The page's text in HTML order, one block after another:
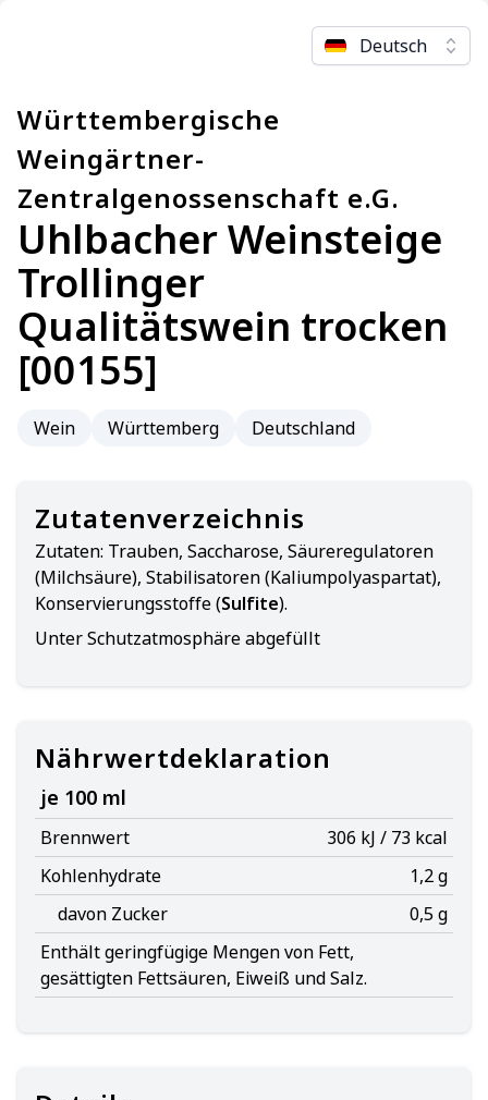
Deutsch
Württembergische
Weingärtner-
Zentralgenossenschaft e.G.
Uhlbacher Weinsteige
Trollinger
Qualitätswein trocken
[00155]
Wein Württemberg Deutschland
Zutatenverzeichnis
Zutaten: Trauben, Saccharose, Säureregulatoren
(Milchsäure), Stabilisatoren (Kaliumpolyaspartat),
Konservierungsstoffe (Sulfite).
Unter Schutzatmosphäre abgefüllt
Nährwertdeklaration
je 100 ml
Brennwert
306 kJ / 73 kcal
Kohlenhydrate
1,2 g
davon Zucker
0,5 g
Enthält geringfügige Mengen von Fett,
gesättigten Fettsäuren, Eiweiß und Salz.